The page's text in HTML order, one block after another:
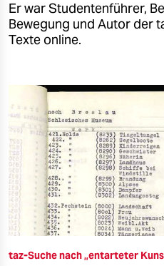
Er war Studentenführer,
Bewegung und Autor der
Texte online.
taz-Suche nach „entarteter